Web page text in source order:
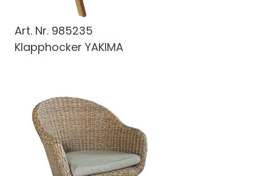
Art. Nr. 985235
Klapphocker YAKIMA